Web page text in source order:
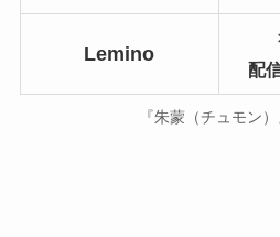
Lemino
配
『朱蒙（チュモン